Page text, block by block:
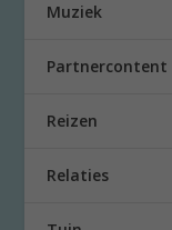
Muziek
Partnercontent
Reizen
Relaties